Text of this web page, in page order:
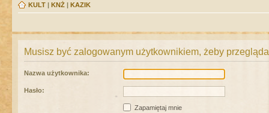
KULT | KNŻ | KAZIK
Musisz być zalogowanym użytkownikiem, żeby
Nazwa użytkownika:
Hasło:
Zapamiętaj mnie